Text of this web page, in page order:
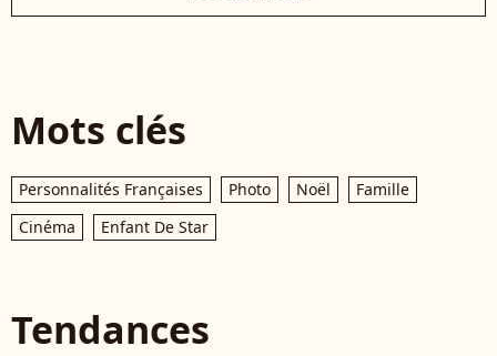
Mots clés
Personnalités Françaises Photo Noël
Famille
Cinéma
Enfant De Star
Tendances